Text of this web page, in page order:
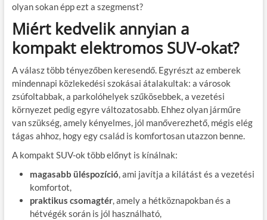
olyan sokan épp ezt a szegmenst?
Miért kedvelik annyian a
kompakt elektromos SUV-okat?
A válasz több tényezőben keresendő. Egyrészt az emberek
mindennapi közlekedési szokásai átalakultak: a városok
zsúfoltabbak, a parkolóhelyek szűkösebbek, a vezetési
környezet pedig egyre változatosabb. Ehhez olyan járműre
van szükség, amely kényelmes, jól manőverezhető, mégis elég
tágas ahhoz, hogy egy család is komfortosan utazzon benne.
A kompakt SUV-ok több előnyt is kínálnak:
magasabb üléspozíció, ami javítja a kilátást és a vezetési
komfortot,
praktikus csomagtér, amely a hétköznapokban és a
hétvégék során is jól használható,